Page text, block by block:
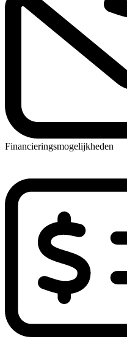
Financieringsmogelijkheden